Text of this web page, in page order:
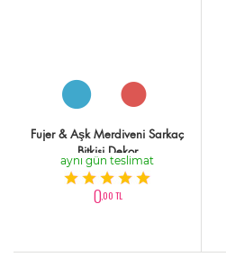
Fujer & Aşk Merdiveni Sarkaç
Bitkisi Dekor
aynı gün teslimat
0,00 TL